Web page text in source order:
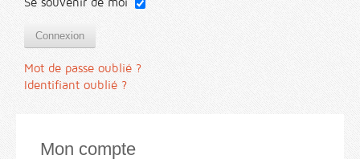
Connexion
Mot de passe oublié ?
Identifiant oublié ?
Mon compte